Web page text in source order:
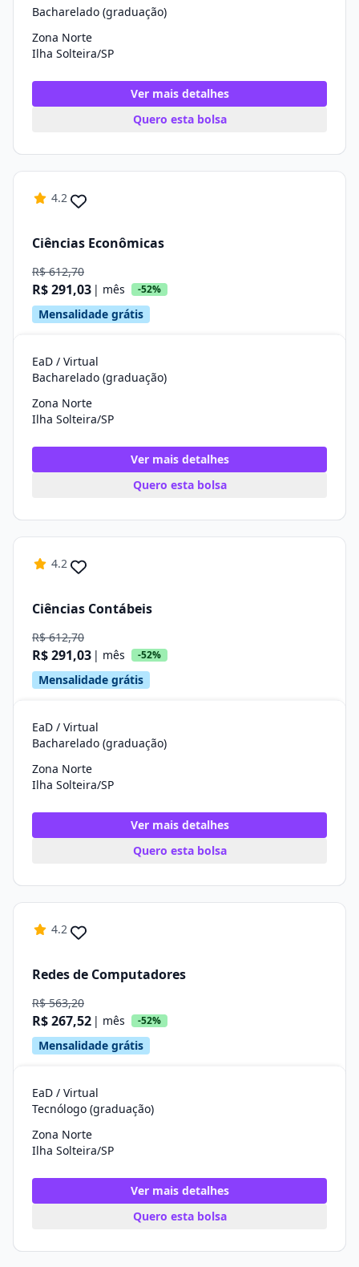
Bacharelado (graduação)
Zona Norte
Ilha Solteira/SP
Ver mais detalhes
Quero esta bolsa
4.2
Ciências Econômicas
R$ 612,70
R$ 291,03 | mês -52%
Mensalidade grátis
EaD / Virtual
Bacharelado (graduação)
Zona Norte
Ilha Solteira/SP
Ver mais detalhes
Quero esta bolsa
4.2
Ciências Contábeis
R$ 612,70
R$ 291,03 | mês -52%
Mensalidade grátis
EaD / Virtual
Bacharelado (graduação)
Zona Norte
Ilha Solteira/SP
Ver mais detalhes
Quero esta bolsa
4.2
Redes de Computadores
R$ 563,20
R$ 267,52 | mês -52%
Mensalidade grátis
EaD / Virtual
Tecnólogo (graduação)
Zona Norte
Ilha Solteira/SP
Ver mais detalhes
Quero esta bolsa